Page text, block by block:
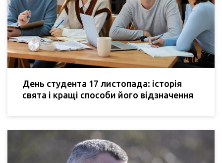
День студента 17 листопада: історія
свята і кращі способи його відзначення